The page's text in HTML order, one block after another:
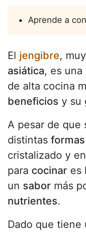
Aprende a
El jengibre, muy
asiática, es una
de alta cocina
beneficios y su
A pesar de que
distintas formas
cristalizado y
para cocinar es
un sabor más
nutrientes.
Dado que tiene